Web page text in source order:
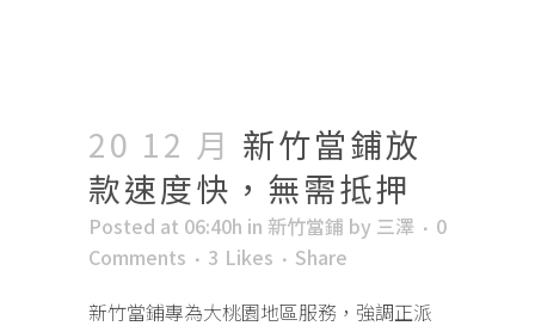
20 12 月 新竹當鋪放
款速度快，無需抵押
Posted at 06:40h in 新竹當鋪 by 三澤
0
Comments
3 Likes
Share
新竹當鋪專為大桃園地區服務，強調正派